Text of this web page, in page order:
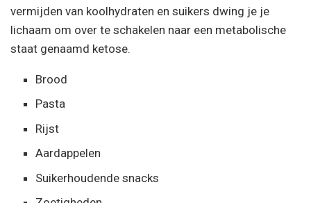
vermijden van koolhydraten en suikers dwing je je
lichaam om over te schakelen naar een metabolische
staat genaamd ketose.
Brood
Pasta
Rijst
Aardappelen
Suikerhoudende snacks